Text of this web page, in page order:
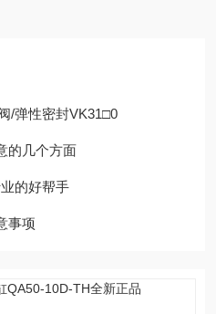
/弹性密封VK31□0
的几个方面
的好帮手
事项